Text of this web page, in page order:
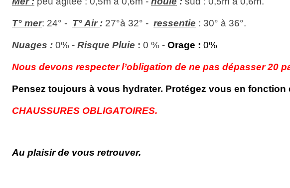
T° mer: 24° - T° Air: 27°à 32° - ressentie : 30° à 36°.
Nuages : 0% - Risque Pluie : 0 % - Orage : 0%
Nous devons respecter l’obligation de ne pas dépasser 20
Pensez toujours à vous hydrater. Protégez vous en
CHAUSSURES OBLIGATOIRES.
Au plaisir de vous retrouver.